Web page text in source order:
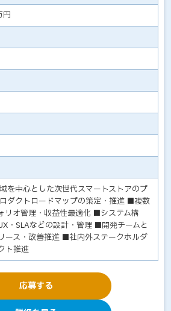
円
を中心とした次世代スマートストアのプ
ダクトロードマップの策定・推進 ■複数
リオ管理・収益性最適化 ■システム構
・SLAなどの設計・管理 ■開発チームと
ース・改善推進 ■社内外ステークホルダ
ト推進
応募する